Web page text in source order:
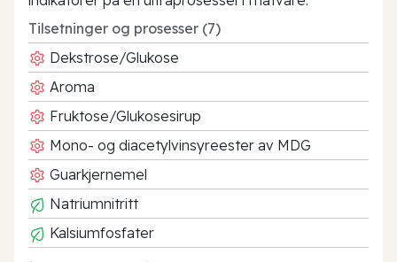
Tilsetninger og prosesser (7)
Dekstrose/Glukose
Aroma
Fruktose/Glukosesirup
Mono- og diacetylvinsyreester av MDG
Guarkjernemel
Natriumnitritt
Kalsiumfosfater